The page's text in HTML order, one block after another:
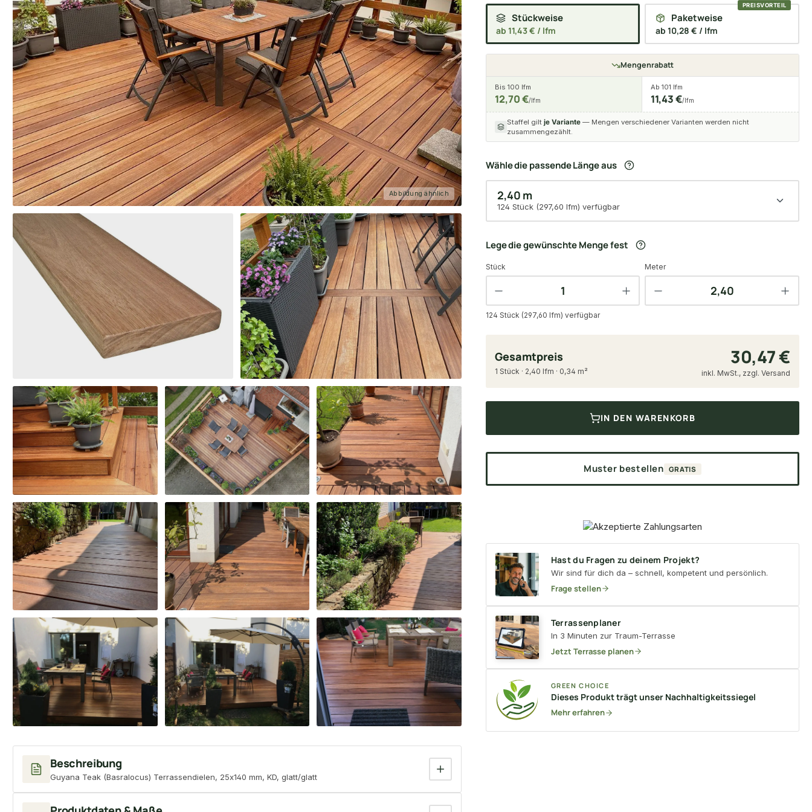
Abbildung ähnlich
Beschreibung
Guyana Teak (Basralocus) Terrassendielen, 25x140 mm, KD, glatt/glatt
Stückweise
ab 11,43 € / lfm
Paketweise
ab 10,28 € / lfm
Mengenrabatt
Bis 100 lfm
12,70 €/lfm
Ab 101 lfm
11,43 €/lfm
Staffel gilt je Variante— Mengen verschiedener Varianten werden nicht
zusammengezählt.
Wähle die passende Länge aus
2,40 m
124 Stück (297,60 lfm) verfügbar
Lege die gewünschte Menge fest
Stück Meter
124 Stück (297,60 lfm) verfügbar
Gesamtpreis 30,47 €
1 Stück · 2,40 lfm · 0,34 m² inkl. MwSt., zzgl. Versand
IN DEN WARENKORB
Muster bestellen GRATIS
Hast du Fragen zu deinem Projekt?
Wir sind für dich da – schnell, kompetent und persönlich.
Frage stellen
Terrassenplaner
In 3 Minuten zur Traum-Terrasse
Jetzt Terrasse planen
GREEN CHOICE
Dieses Produkt trägt unser Nachhaltigkeitssiegel
Mehr erfahren